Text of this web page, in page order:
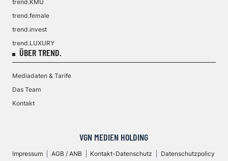
trend.KMU
trend.female
trend.invest
trend.LUXURY
ÜBER TREND.
Mediadaten & Tarife
Das Team
Kontakt
VGN MEDIEN HOLDING
Impressum AGB / ANB Kontakt-Datenschutz Datenschutzpolicy